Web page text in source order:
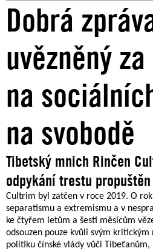
Dobrá
uvězněný
na
na svobodě
Tibetský mnich Rinčen
odpykání trestu
Cultrim byl zatčen v roce 2019. O
separatismu a extremismu a v
ke čtyřem letům a šesti měsícům
odsouzen pouze kvůli svým
politiku čínské vlády vůči